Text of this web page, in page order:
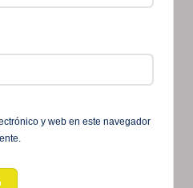
y web en este navegador